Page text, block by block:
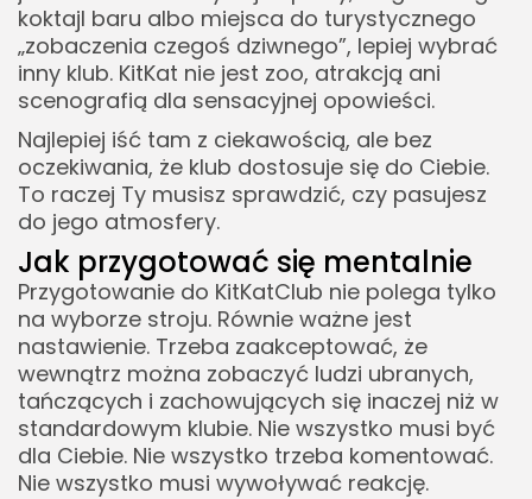
koktajl baru albo miejsca do turystycznego
„zobaczenia czegoś dziwnego”, lepiej wybrać
inny klub. KitKat nie jest zoo, atrakcją ani
scenografią dla sensacyjnej opowieści.
Najlepiej iść tam z ciekawością, ale bez
oczekiwania, że klub dostosuje się do Ciebie.
To raczej Ty musisz sprawdzić, czy pasujesz
do jego atmosfery.
Jak przygotować się mentalnie
Przygotowanie do KitKatClub nie polega tylko
na wyborze stroju. Równie ważne jest
nastawienie. Trzeba zaakceptować, że
wewnątrz można zobaczyć ludzi ubranych,
tańczących i zachowujących się inaczej niż w
standardowym klubie. Nie wszystko musi być
dla Ciebie. Nie wszystko trzeba komentować.
Nie wszystko musi wywoływać reakcję.